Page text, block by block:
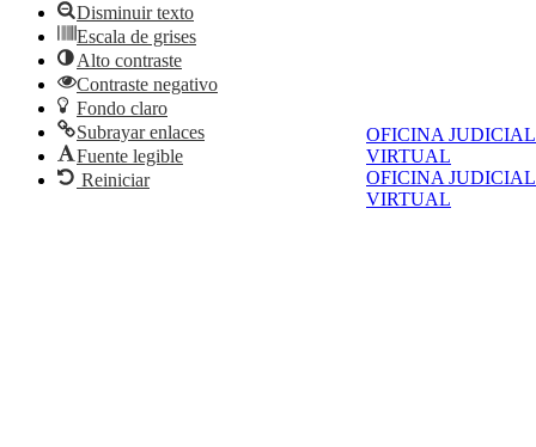
OFICINA JUDICIAL
VIRTUAL
OFICINA JUDICIAL
VIRTUAL
Disminuir texto
Escala de grises
Alto contraste
Contraste negativo
Fondo claro
Subrayar enlaces
Fuente legible
Reiniciar